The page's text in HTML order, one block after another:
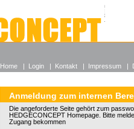
Alle
Wieso
Anmeldung zum internen
Die angeforderte Seite gehört zum
HEDGECONCEPT Homepage. Bitte
Zugang bekommen
Home | Login | Kontakt | Impressum |